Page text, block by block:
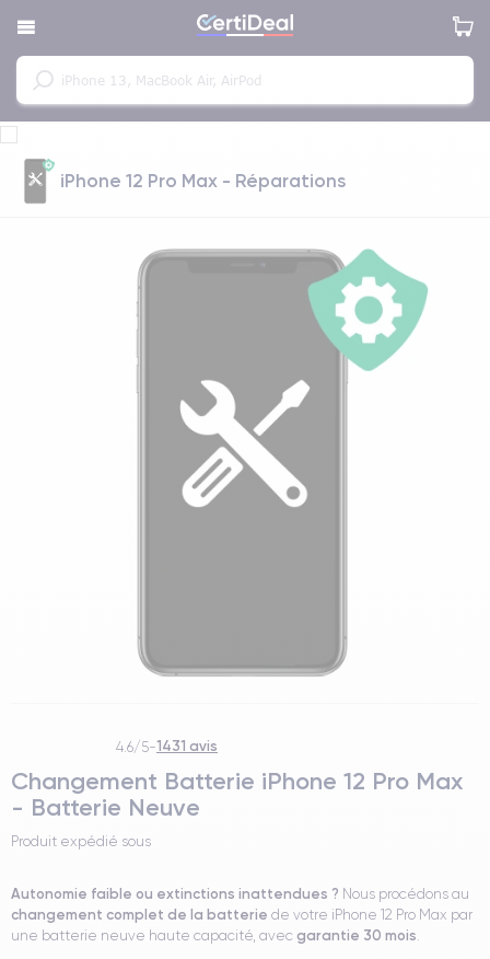
iPhone 12 Pro Max - Réparations
4.6/5-1431 avis
Changement Batterie iPhone 12 Pro Max
- Batterie Neuve
Produit expédié sous
Autonomie faible ou extinctions inattendues ? Nous procédons au
changement complet de la batterie de votre iPhone 12 Pro Max par
une batterie neuve haute capacité, avec garantie 30 mois.